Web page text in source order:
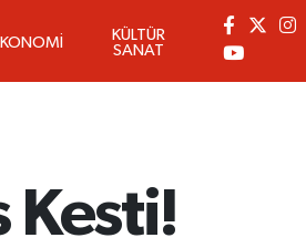
KÜLTÜR
SANAT
Kesti!